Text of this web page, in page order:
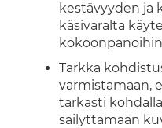
kestävyyden ja
käsivaralta
Tarkka
varmistamaan,
tarkasti
säilyttämään